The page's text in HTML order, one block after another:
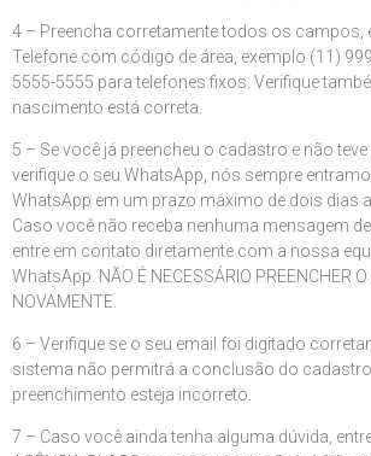
4 – Preencha corretamente todos os campos,
Telefone com código de área, exemplo (11)
5555-5555 para telefones fixos. Verifique
nascimento está correta.
5 – Se você já preencheu o cadastro e não
verifique o seu WhatsApp, nós sempre
WhatsApp em um prazo máximo de dois dias
Caso você não receba nenhuma mensagem
entre em contato diretamente com a nossa
WhatsApp. NÃO É NECESSÁRIO PREENCHER
NOVAMENTE.
6 – Verifique se o seu email foi digitado
sistema não permitrá a conclusão do
preenchimento esteja incorreto.
7 – Caso você ainda tenha alguma dúvida,